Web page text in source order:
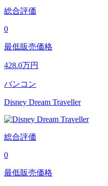
総合評価
0
最低販売価格
428.0万円
バンコン
Disney Dream Traveller
総合評価
0
最低販売価格